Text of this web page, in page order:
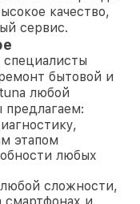
качество,
сервис.
бытовой и
любой
этапом
любых
сложности,